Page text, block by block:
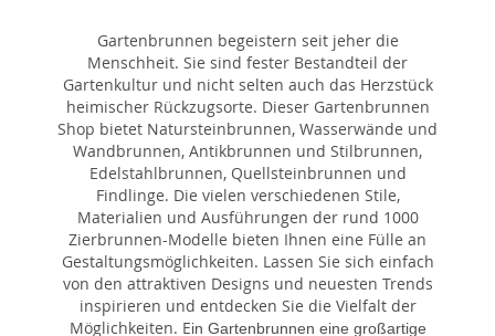
Gartenbrunnen begeistern seit jeher die
Menschheit. Sie sind fester Bestandteil der
Gartenkultur und nicht selten auch das Herzstück
heimischer Rückzugsorte. Dieser Gartenbrunnen
Shop bietet Natursteinbrunnen, Wasserwände und
Wandbrunnen, Antikbrunnen und Stilbrunnen,
Edelstahlbrunnen, Quellsteinbrunnen und
Findlinge. Die vielen verschiedenen Stile,
Materialien und Ausführungen der rund 1000
Zierbrunnen-Modelle bieten Ihnen eine Fülle an
Gestaltungsmöglichkeiten. Lassen Sie sich einfach
von den attraktiven Designs und neuesten Trends
inspirieren und entdecken Sie die Vielfalt der
Möglichkeiten. Ein Gartenbrunnen eine großartige